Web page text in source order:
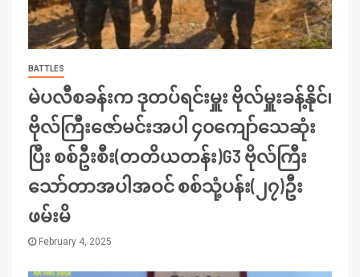
BATTLES
မဲပလီစခန်းက ဒုတပ်ရင်းမှူး ဗိုလ်မှူးခန့်နိုင်၊
ဗိုလ်ကြီးဇော်မင်းအပါ ၄၀ကျော်သေဆုံး
ပြီး စစ်ဦးစီး(တတိယတန်း)G3 ဗိုလ်ကြီး
သော်တာအပါအဝင် စစ်သုံ့ပန်း(၂၇)ဦး
ဖမ်းမိ
February 4, 2025